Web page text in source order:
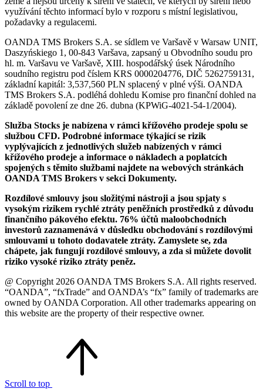
využívání těchto informací bylo v rozporu s místní legislativou,
požadavky a regulacemi.
OANDA TMS Brokers S.A. se sídlem ve Varšavě v Warsaw UNIT,
Daszyńskiego 1, 00-843 Varšava, zapsaný u Obvodního soudu pro
hl. m. Varšavu ve Varšavě, XIII. hospodářský úsek Národního
soudního registru pod číslem KRS 0000204776, DIČ 5262759131,
základní kapitál: 3,537,560 PLN splacený v plné výši. OANDA
TMS Brokers S.A. podléhá dohledu Komise pro finanční dohled na
základě povolení ze dne 26. dubna (KPWiG-4021-54-1/2004).
Služba Stocks je nabízena v rámci křížového prodeje spolu se
službou CFD. Podrobné informace týkající se rizik
vyplývajících z jednotlivých služeb nabízených v rámci
křížového prodeje a informace o nákladech a poplatcích
spojených s těmito službami najdete na webových stránkách
OANDA TMS Brokers v sekci Dokumenty.
Rozdílové smlouvy jsou složitými nástroji a jsou spjaty s
vysokým rizikem rychlé ztráty peněžních prostředků z důvodu
finančního pákového efektu. 76% účtů maloobchodních
investorů zaznamenává v důsledku obchodování s rozdílovými
smlouvami u tohoto dodavatele ztráty. Zamyslete se, zda
chápete, jak fungují rozdílové smlouvy, a zda si můžete dovolit
riziko vysoké riziko ztráty peněz.
@ Copyright 2026 OANDA TMS Brokers S.A. All rights reserved.
“OANDA”, “fxTrade” and OANDA’s “fx” family of trademarks are
owned by OANDA Corporation. All other trademarks appearing on
this website are the property of their respective owner.
Scroll to top